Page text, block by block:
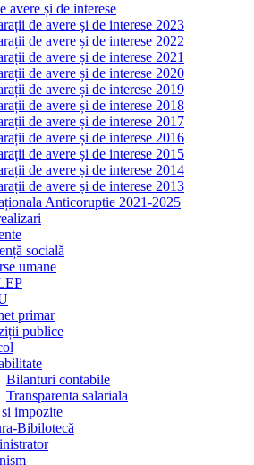
avere și de interese
de avere și de interese 2023
de avere și de interese 2022
de avere și de interese 2021
de avere și de interese 2020
de avere și de interese 2019
de avere și de interese 2018
de avere și de interese 2017
de avere și de interese 2016
de avere și de interese 2015
de avere și de interese 2014
de avere și de interese 2013
Anticoruptie 2021-2025
socială
umane
primar
publice
Bilanturi contabile
Transparenta salariala
impozite
Bibilotecă